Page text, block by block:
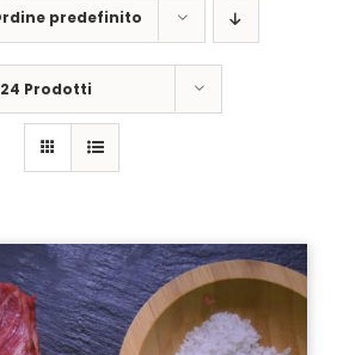
predefinito
24 Prodotti